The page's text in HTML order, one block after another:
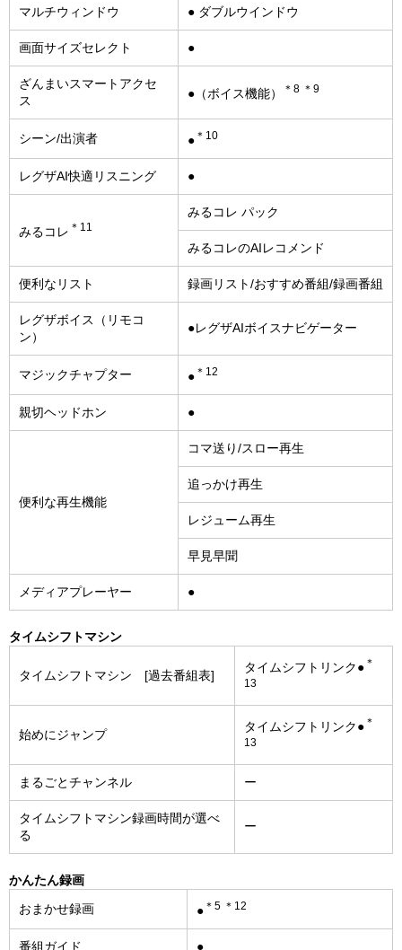
マルチウィンドウ
● ダブルウインドウ
画面サイズセレクト ●
ざんまいスマートアクセ
ス
●（ボイス機能） ＊8 ＊9
シーン/出演者 ● ＊10
レグザAI快適リスニング ●
みるコレ ＊11
みるコレ パック
みるコレのAIレコメンド
便利なリスト 録画リスト/おすすめ番組/録画番組
レグザボイス（リモコ
ン）
●レグザAIボイスナビゲーター
マジックチャプター ● ＊12
親切ヘッドホン ●
便利な再生機能
コマ送り/スロー再生
追っかけ再生
レジューム再生
早見早聞
メディアプレーヤー ●
タイムシフトマシン
タイムシフトマシン [過去番組表]
タイムシフトリンク● ＊
13
始めにジャンプ
タイムシフトリンク● ＊
13
まるごとチャンネル ー
タイムシフトマシン録画時間が選べ
る
ー
かんたん録画
おまかせ録画
● ＊5 ＊12
番組ガイド ●